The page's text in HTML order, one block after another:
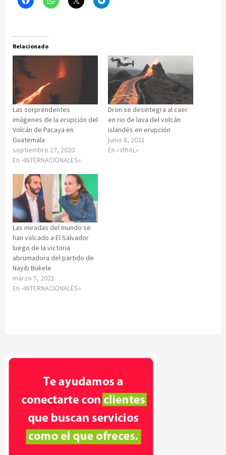
Relacionado
Las sorprendentes
imágenes de la erupción del
Volcán de Pacaya en
Guatemala
septiembre 27, 2020
En «INTERNACIONALES»
Dron se desintegra al caer
en rio de lava del volcán
islandés en erupción
junio 8, 2021
En «VIRAL»
Las miradas del mundo se
han volcado a El Salvador
luego de la victoria
abrumadora del partido de
Nayib Bukele
marzo 5, 2021
En «INTERNACIONALES»